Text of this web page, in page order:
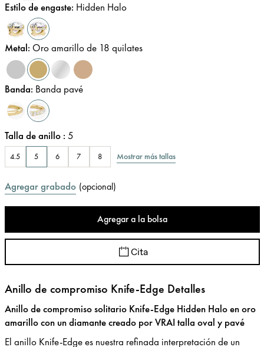
Estilo de engaste: Hidden Halo
Metal: Oro amarillo de 18 quilates
Banda: Banda pavé
Talla de anillo : 5
4.5 5 6 7 8 Mostrar más tallas
Agregar grabado (opcional)
Agregar a la bolsa
Cita
Anillo de compromiso Knife-Edge Detalles
Anillo de compromiso solitario Knife-Edge Hidden Halo en oro
amarillo con un diamante creado por VRAI talla oval y pavé
El anillo Knife-Edge es nuestra refinada interpretación de un